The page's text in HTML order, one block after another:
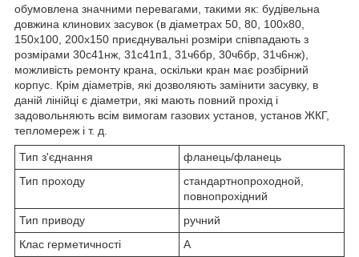
обумовлена значними перевагами, такими як: будівельна
довжина клинових засувок (в діаметрах 50, 80, 100х80,
150х100, 200х150 приєднувальні розміри співпадають з
розмірами 30с41нж, 31с41п1, 31ч6бр, 30ч6бр, 31ч6нж),
можливість ремонту крана, оскільки кран має розбірний
корпус. Крім діаметрів, які дозволяють замінити засувку, в
даній лінійці є діаметри, які мають повний прохід і
задовольняють всім вимогам газових установ, установ ЖКГ,
тепломереж і т. д.
Тип з'єднання
фланець/фланець
Тип проходу
стандартнопроходной,
повнопрохідний
Тип приводу
ручний
Клас герметичності
А